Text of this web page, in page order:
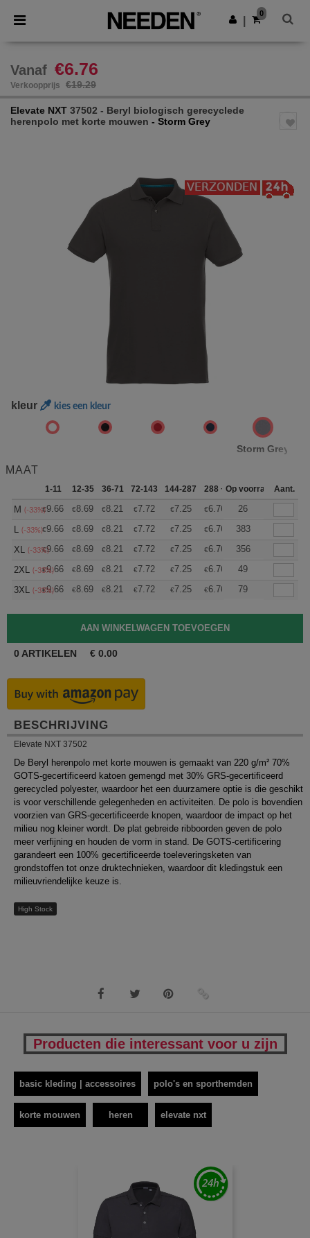
× Needen-app
Betere prijzen in de app!
Download app
0
Vanaf €6.76
Verkoopprijs €19.29
Elevate NXT 37502 - Beryl biologisch gerecyclede
herenpolo met korte mouwen - Storm Grey
kleur kies een kleur
Storm Grey
MAAT
1-11 12-35 36-71 72-143 144-287 288 + Meer
Op voorraadAant.
M (-33%)
€9.66 €8.69 €8.21 €7.72 €7.25 €6.76 +
26
L (-33%)€9.66 €8.69 €8.21 €7.72 €7.25 €6.76 +
383
XL (-33%)
€9.66 €8.69 €8.21 €7.72 €7.25 €6.76 +
356
2XL (-33%)
€9.66 €8.69 €8.21 €7.72 €7.25 €6.76 +
49
3XL (-33%)
€9.66 €8.69 €8.21 €7.72 €7.25 €6.76 +
79
0 ARTIKELEN € 0.00
BESCHRIJVING
Elevate NXT 37502
De Beryl herenpolo met korte mouwen is gemaakt van 220 g/m² 70%
GOTS-gecertificeerd katoen gemengd met 30% GRS-gecertificeerd
gerecycled polyester, waardoor het een duurzamere optie is die geschikt
is voor verschillende gelegenheden en activiteiten. De polo is bovendien
voorzien van GRS-gecertificeerde knopen, waardoor de impact op het
milieu nog kleiner wordt. De plat gebreide ribboorden geven de polo
meer verfijning en houden de vorm in stand. De GOTS-certificering
garandeert een 100% gecertificeerde toeleveringsketen van
grondstoffen tot onze druktechnieken, waardoor dit kledingstuk een
milieuvriendelijke keuze is.
High Stock
Producten die interessant voor u zijn
basic kleding | accessoires polo's en sporthemden
korte mouwen heren elevate nxt